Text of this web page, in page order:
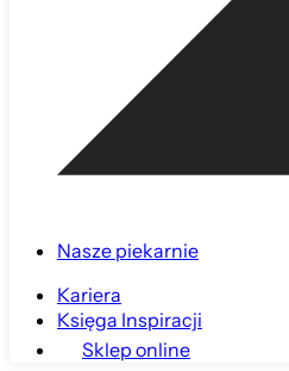
Nasze piekarnie
Kariera
Księga Inspiracji
Sklep online